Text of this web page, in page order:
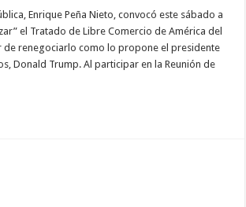
Enrique Peña Nieto, convocó este sábado a
el Tratado de Libre Comercio de América del
de renegociarlo como lo propone el presidente
Donald Trump. Al participar en la Reunión de